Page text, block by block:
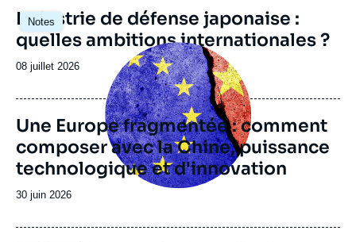
Notes
Image
principale
Industrie de défense japonaise :
quelles ambitions internationales ?
Date
publication
08 juillet 2026
Image
principale
Une Europe fragmentée : comment
composer avec la Chine, puissance
technologique et d'innovation
Date
publication
30 juin 2026